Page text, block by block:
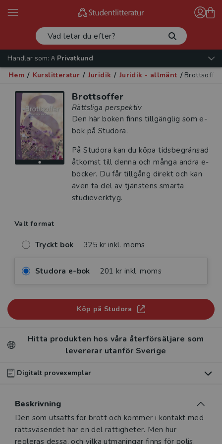
Handlar som:
Privatkund
Hem / Kurslitteratur / Juridik / Juridik - allmänt / Brottsoffer
Brottsoffer
Rättsliga perspektiv
Den här boken finns tillgänglig som e-
bok på Studora.
På Studora kan du köpa tidsbegränsad
åtkomst till denna och många andra e-
böcker. Du får tillgång direkt och kan
även ta del av tjänstens smarta
studieverktyg.
Valt format
Tryckt bok 325 kr inkl. moms
Studora e-bok 201 kr inkl. moms
Köp på Studora
Hitta produkten hos våra återförsäljare som
levererar utanför Sverige
Digitalt provexemplar
digitalt provexemplar av den här produkten
Våra digitala provexemplar tillhandahålls via Studora.se
och ger dig tillgång till boken under 180 dagar. Observera
Beskrivning
Beskrivning
Den som utsätts för brott och kommer i kontakt med
rättsväsendet har en del rättigheter. Men hur
regleras dessa, och vilka utmaningar finns för polis,